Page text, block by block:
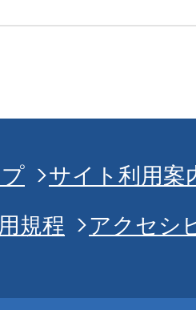
サイト利用案
規程
アクセシ